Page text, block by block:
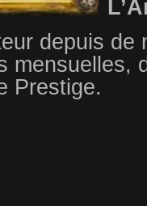
depuis de
mensuelles,
Prestige.